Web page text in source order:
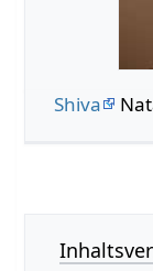
Shiva